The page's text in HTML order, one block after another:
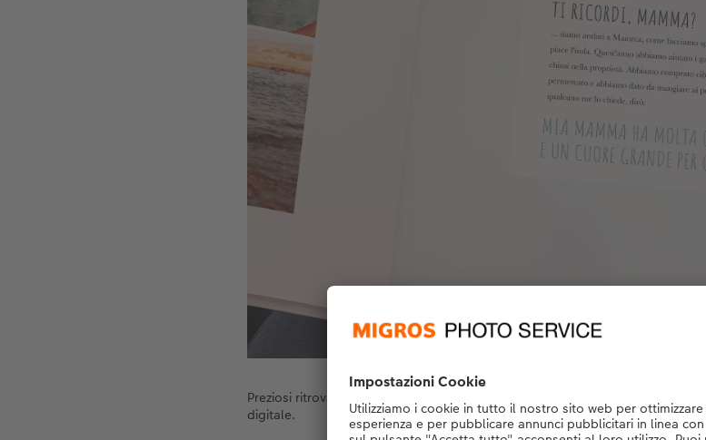
Preziosi ritrovamenti: se trovi delle foto analogiche durante la ricerca dei
digitale.